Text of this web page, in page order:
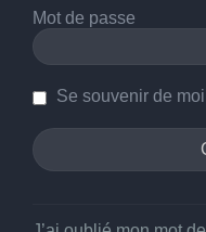
Mot de passe
Se souvenir de moi